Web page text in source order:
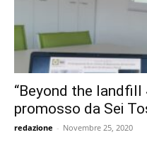
“Beyond the landfill
promosso da Sei
redazione - Novembre 25, 2020